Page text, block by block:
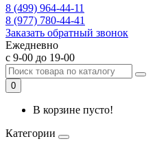
8 (499) 964-44-11
8 (977) 780-44-41
Заказать обратный звонок
Ежедневно
с 9-00 до 19-00
0
В корзине пусто!
Категории